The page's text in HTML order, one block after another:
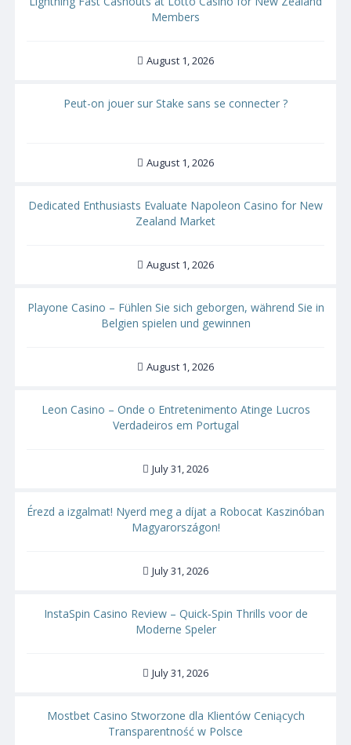
Members
August 1, 2026
Peut-on jouer sur Stake sans se connecter ?
August 1, 2026
Dedicated Enthusiasts Evaluate Napoleon Casino for New
Zealand Market
August 1, 2026
Playone Casino – Fühlen Sie sich geborgen, während Sie in
Belgien spielen und gewinnen
August 1, 2026
Leon Casino – Onde o Entretenimento Atinge Lucros
Verdadeiros em Portugal
July 31, 2026
Érezd a izgalmat! Nyerd meg a díjat a Robocat Kaszinóban
Magyarországon!
July 31, 2026
InstaSpin Casino Review – Quick‑Spin Thrills voor de
Moderne Speler
July 31, 2026
Mostbet Casino Stworzone dla Klientów Ceniących
Transparentność w Polsce